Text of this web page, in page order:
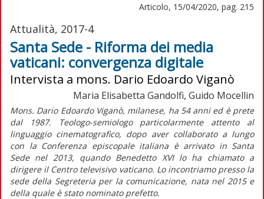
Articolo, 15/04/2020, pag. 215
Attualità, 2017-4
Santa Sede - Riforma dei media
vaticani: convergenza digitale
Intervista a mons. Dario Edoardo Viganò
Maria Elisabetta Gandolfi, Guido Mocellin
Mons. Dario Edoardo Viganò, milanese, ha 54 anni ed è prete
dal 1987. Teologo-semiologo particolarmente attento al
linguaggio cinematografico, dopo aver collaborato a lungo
con la Conferenza episcopale italiana è arrivato in Santa
Sede nel 2013, quando Benedetto XVI lo ha chiamato a
dirigere il Centro televisivo vaticano. Lo incontriamo presso la
sede della Segreteria per la comunicazione, nata nel 2015 e
della quale è stato nominato prefetto.